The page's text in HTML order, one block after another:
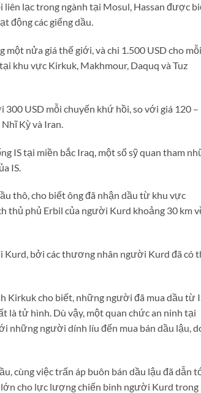
liên lạc trong ngành tại Mosul, Hassan được
động các giếng dầu.
nửa giá thế giới, và chi 1.500 USD cho
khu vực Kirkuk, Makhmour, Daquq và Tuz
USD mỗi chuyến khứ hồi, so với giá 120 –
Kỳ và Iran.
IS tại miền bắc Iraq, một số sỹ quan tham
IS.
thô, cho biết ông đã nhận dầu từ khu vực
thủ phủ Erbil của người Kurd khoảng 30 km
Kurd, bởi các thương nhân người Kurd đã có
Kirkuk cho biết, những người đã mua dầu từ
là tử hình. Dù vậy, một quan chức an ninh tại
những người dính líu đến mua bán dầu lậu,
cùng việc trấn áp buôn bán dầu lậu đã dẫn
cho lực lượng chiến binh người Kurd trong